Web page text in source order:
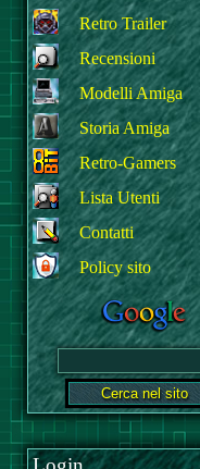
Retro Trailer
Recensioni
Modelli Amiga
Storia Amiga
Retro-Gamers
Lista Utenti
Contatti
Policy sito